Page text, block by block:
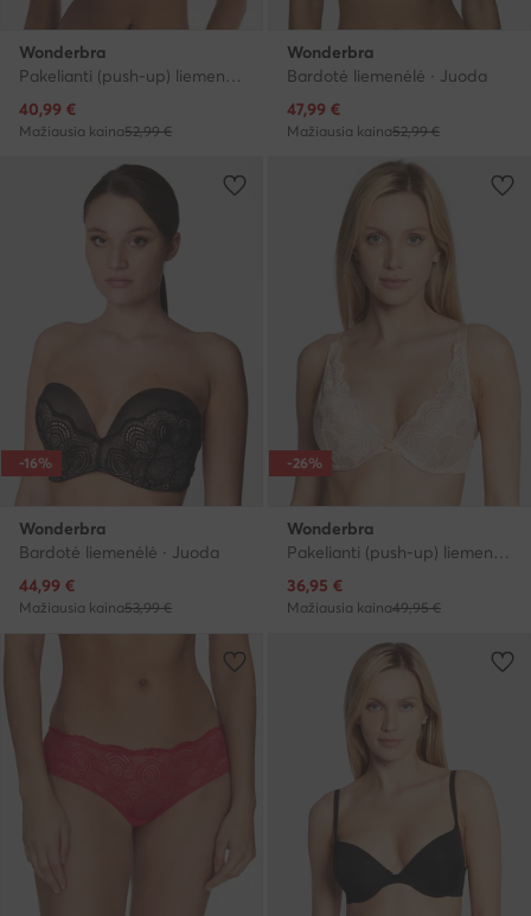
Wonderbra
Pakelianti (push-up) liemenėlė · Smėlio
Dabartinė kaina
40,99 €
Mažiausia kaina52,99 €
Wonderbra
Bardotė liemenėlė · Juoda
Dabartinė kaina
47,99 €
Mažiausia kaina52,99 €
-16%
Wonderbra
Bardotė liemenėlė · Juoda
Dabartinė kaina
44,99 €
Mažiausia kaina53,99 €
-26%
Wonderbra
Pakelianti (push-up) liemenėlė · Smėlio
Dabartinė kaina
36,95 €
Mažiausia kaina49,95 €